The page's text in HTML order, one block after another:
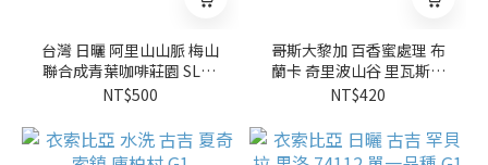
台灣 日曬 阿里山山脈 梅山
聯合成青葉咖啡莊園 SL34
(0.25磅)
NT$500
哥斯大黎加 百香蜜處理 布
蘭卡 奇里波山谷 里瓦斯人
處理廠 托雷斯莊園 卡杜拉/
NT$420